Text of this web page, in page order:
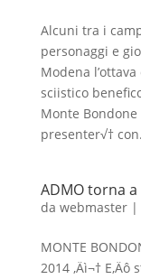
Alcuni tra i
personaggi e
Modena
sciistico
Monte
presenter√†
ADMO torna
da webmaster|
MONTE
2014 ‚Äì¬†